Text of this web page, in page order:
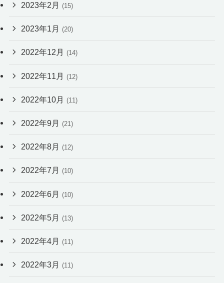
2023年2月 (15)
2023年1月 (20)
2022年12月 (14)
2022年11月 (12)
2022年10月 (11)
2022年9月 (21)
2022年8月 (12)
2022年7月 (10)
2022年6月 (10)
2022年5月 (13)
2022年4月 (11)
2022年3月 (11)